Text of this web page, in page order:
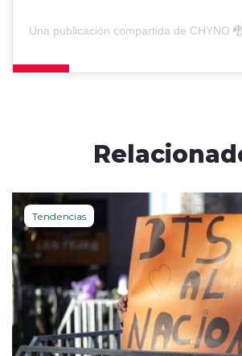
Una publicación compartida de CHYNO
Tendencias